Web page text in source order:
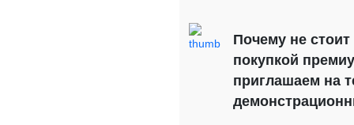
Почему не
покупкой
приглашаем на